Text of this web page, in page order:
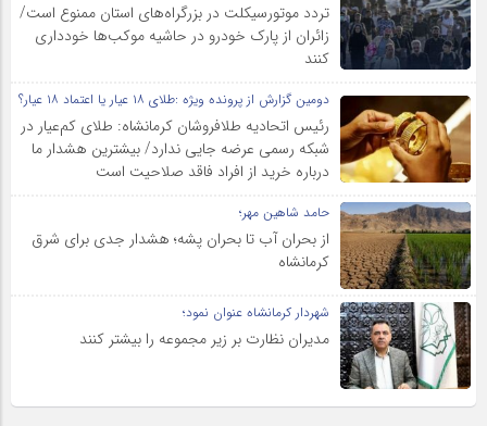
تردد موتورسیکلت در بزرگراه‌های استان ممنوع است/
زائران از پارک خودرو در حاشیه موکب‌ها خودداری
کنند
دومین گزارش از پرونده ویژه :طلای ۱۸ عیار یا اعتماد ۱۸ عیار؟
رئیس اتحادیه طلافروشان کرمانشاه: طلای کم‌عیار در
شبکه رسمی عرضه جایی ندارد/ بیشترین هشدار ما
درباره خرید از افراد فاقد صلاحیت است
حامد شاهین مهر؛
از بحران آب تا بحران پشه؛ هشدار جدی برای شرق
کرمانشاه
شهردار کرمانشاه عنوان نمود؛
مدیران نظارت بر زیر مجموعه را بیشتر کنند